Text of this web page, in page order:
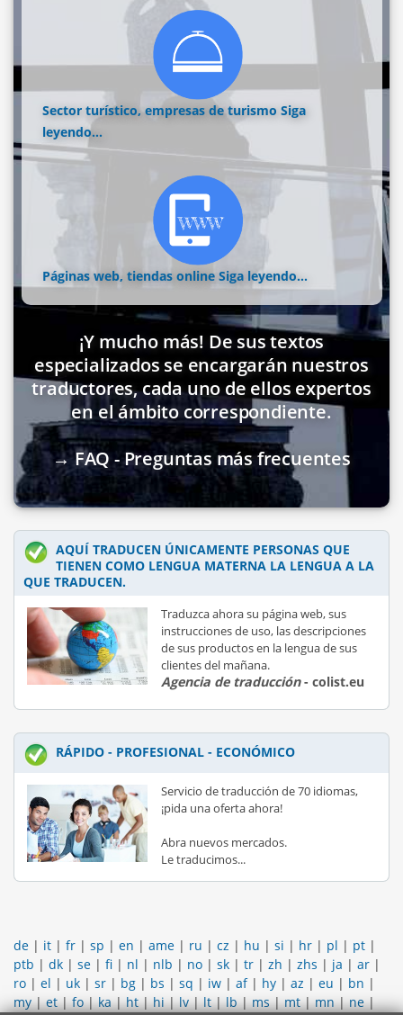
Sector turístico, empresas de turismo Siga
leyendo...
Páginas web, tiendas online Siga leyendo...
¡Y mucho más! De sus textos
especializados se encargarán nuestros
traductores, cada uno de ellos expertos
en el ámbito correspondiente.
→ FAQ - Preguntas más frecuentes
AQUÍ TRADUCEN ÚNICAMENTE PERSONAS QUE
TIENEN COMO LENGUA MATERNA LA LENGUA A LA
QUE TRADUCEN.
Traduzca ahora su página web, sus
instrucciones de uso, las descripciones
de sus productos en la lengua de sus
clientes del mañana.
Agencia de traducción- colist.eu
RÁPIDO - PROFESIONAL - ECONÓMICO
Servicio de traducción de 70 idiomas,
¡pida una oferta ahora!
Abra nuevos mercados.
Le traducimos...
de | it | fr | sp | en | ame | ru | cz | hu | si | hr | pl | pt |
ptb | dk | se | fi | nl | nlb | no | sk | tr | zh | zhs | ja | ar |
ro | el | uk | sr | bg | bs | sq | iw | af| hy | az | eu | bn |
my|et|fo|ka|ht|hi|lv|lt|lb|ms|mt|mn|ne|